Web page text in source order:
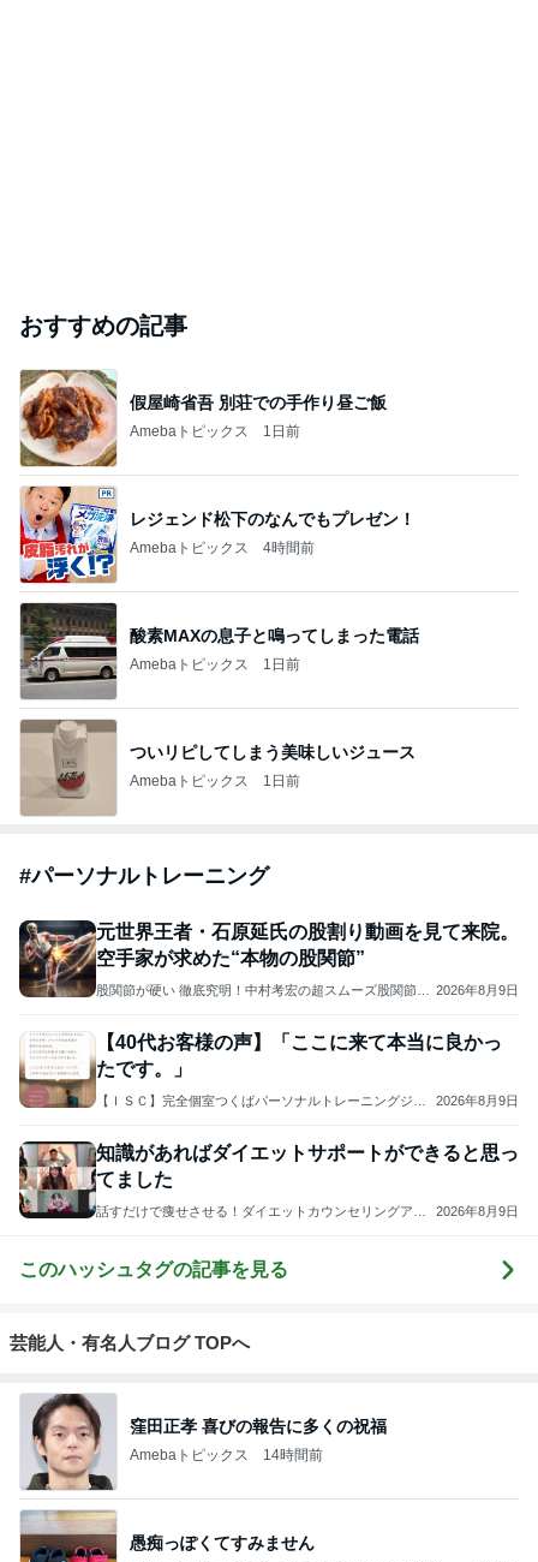
おすすめの記事
假屋崎省吾 別荘での手作り昼ご飯
Amebaトピックス 1日前
レジェンド松下のなんでもプレゼン！
Amebaトピックス 4時間前
酸素MAXの息子と鳴ってしまった電話
Amebaトピックス 1日前
ついリピしてしまう美味しいジュース
Amebaトピックス 1日前
#パーソナルトレーニング
元世界王者・石原延氏の股割り動画を見て来院。
空手家が求めた“本物の股関節”
股関節が硬い 徹底究明！中村考宏の超スムーズ股関節回
2026年8月9日
【40代お客様の声】「ここに来て本当に良かっ
たです。」
【ＩＳＣ】完全個室つくばパーソナルトレーニングジム/
2026年8月9日
知識があればダイエットサポートができると思っ
てました
話すだけで痩せさせる！ダイエットカウンセリングアカ
2026年8月9日
このハッシュタグの記事を見る
芸能人・有名人ブログ TOPへ
窪田正孝 喜びの報告に多くの祝福
Amebaトピックス 14時間前
愚痴っぽくてすみません